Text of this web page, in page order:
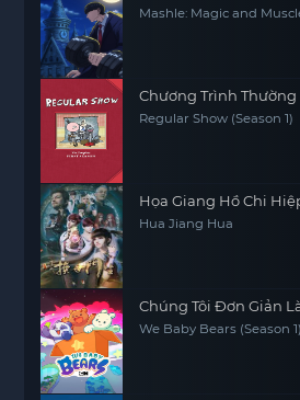
Mashle: Magic and
Chương Trình Thường
Regular Show (Season 1)
Họa Giang Hồ Chi
Hua Jiang Hua
Chúng Tôi Đơn Giản
We Baby Bears (Season 1)